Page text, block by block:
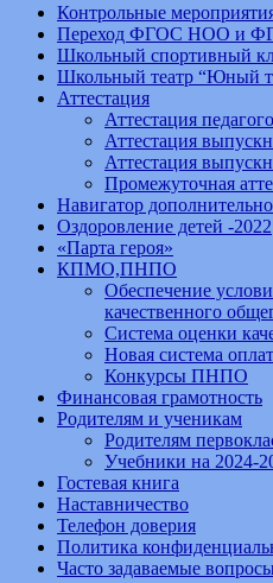
Контрольные
Переход ФГОС НОО и
Школьный спортивный
Школьный театр “Юный
Аттестация
Аттестация
Аттестация
Аттестация
Промежуточная
Навигатор
Оздоровление детей -2022
«Парта героя»
КПМО,ПНПО
Обеспечение
качественного
Система оценки
Новая система
Конкурсы ПНПО
Финансовая грамотность
Родителям и ученикам
Родителям
Учебники на 2024-
Гостевая книга
Наставничество
Телефон доверия
Политика
Часто задаваемые